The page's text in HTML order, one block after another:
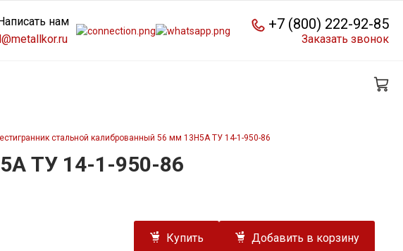
нам
+7 (800) 222-92-85
Заказать звонок
стальной калиброванный 56 мм 13Н5А ТУ 14-1-950-86
ТУ 14-1-950-86
Купить Добавить в корзину